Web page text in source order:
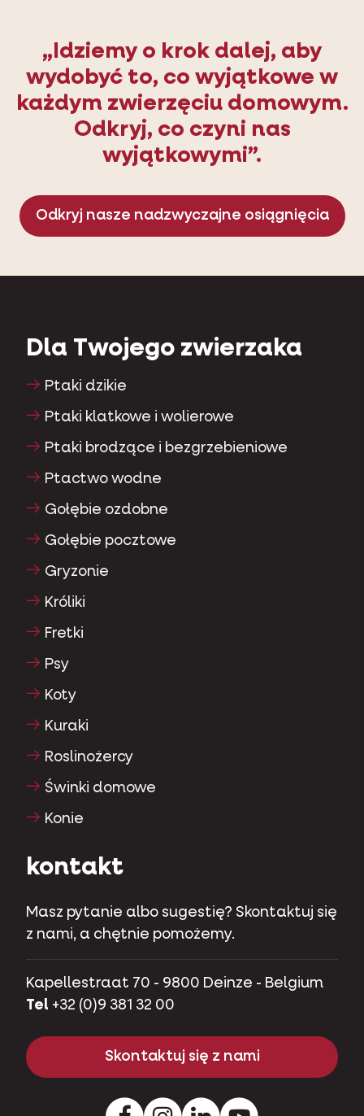
„Idziemy o krok dalej, aby
wydobyć to, co wyjątkowe w
każdym zwierzęciu domowym.
Odkryj, co czyni nas
wyjątkowymi”.
Odkryj nasze nadzwyczajne osiągnięcia
Dla Twojego zwierzaka
Ptaki dzikie
Ptaki klatkowe i wolierowe
Ptaki brodzące i bezgrzebieniowe
Ptactwo wodne
Gołębie ozdobne
Gołębie pocztowe
Gryzonie
Króliki
Fretki
Psy
Koty
Kuraki
Roslinożercy
Świnki domowe
Konie
kontakt
Masz pytanie albo sugestię? Skontaktuj się
z nami, a chętnie pomożemy.
Kapellestraat 70 - 9800 Deinze - Belgium
Tel +32 (0)9 381 32 00
Skontaktuj się z nami
FacebookInstagramPinterestYoutube